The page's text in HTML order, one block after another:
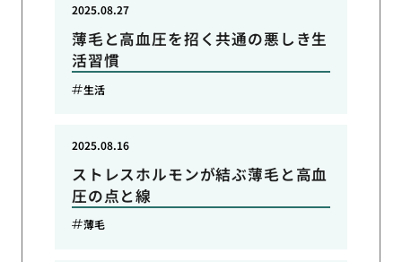
薄毛と高血圧を招く共通の悪しき生
活習慣
2025.08.27
生活
ストレスホルモンが結ぶ薄毛と高血
圧の点と線
2025.08.16
薄毛